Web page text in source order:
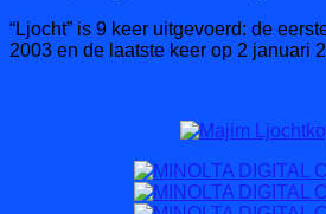
“Ljocht” is 9 keer uitgevoerd: de
2003 en de laatste keer op 2 januari